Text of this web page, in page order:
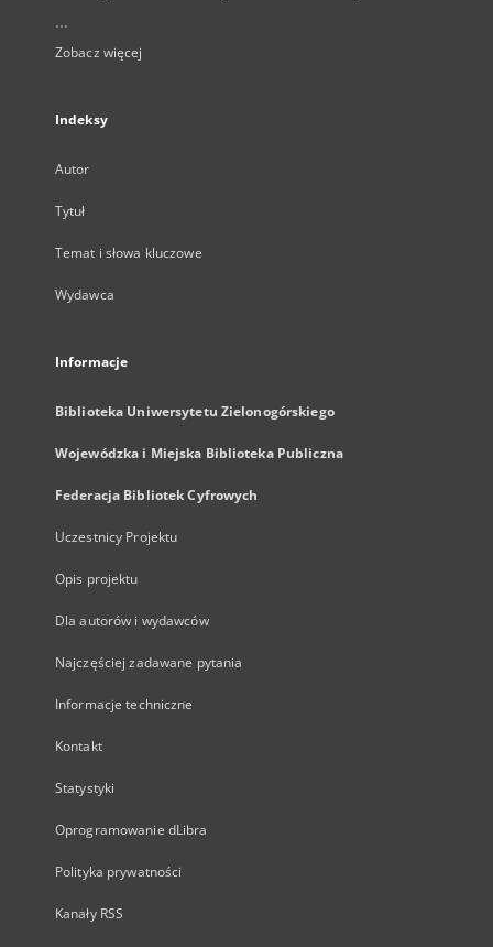
...
Zobacz więcej
Indeksy
Autor
Tytuł
Temat i słowa kluczowe
Wydawca
Informacje
Biblioteka Uniwersytetu Zielonogórskiego
Wojewódzka i Miejska Biblioteka Publiczna
Federacja Bibliotek Cyfrowych
Uczestnicy Projektu
Opis projektu
Dla autorów i wydawców
Najczęściej zadawane pytania
Informacje techniczne
Kontakt
Statystyki
Oprogramowanie dLibra
Polityka prywatności
Kanały RSS